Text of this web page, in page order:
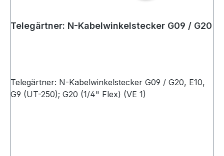
Telegärtner: N-Kabelwinkelstecker G09 / G20
Telegärtner: N-Kabelwinkelstecker G09 / G20, E10,
G9 (UT-250); G20 (1/4" Flex) (VE 1)